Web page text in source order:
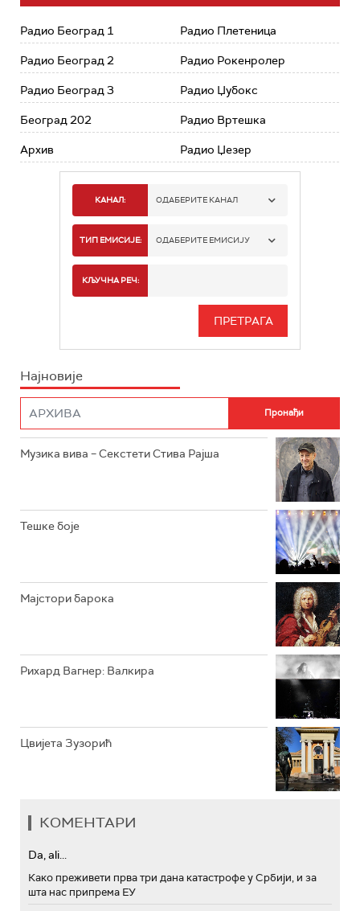
Радио Београд 1
Радио Београд 2
Радио Београд 3
Београд 202
Архив
Радио Плетеница
Радио Рокенролер
Радио Џубокс
Радио Вртешка
Радио Џезер
КАНАЛ: ОДАБЕРИТЕ КАНАЛ
РАДИО БЕОГРАД 1
РАДИО БЕОГРАД 3
РАДИО РОКЕНРОЛЕР
РАДИО ЏЕЗЕР
ТИП ЕМИСИЈЕ: ОДАБЕРИТЕ ЕМИСИЈУ
ИНФО
КЉУЧНА РЕЧ:
Најновије
Музика вива – Секстети Стива Рајша
Тешке боје
Мајстори барока
Рихард Вагнер: Валкира
Цвијета Зузорић
КОМЕНТАРИ
Da, ali...
Како преживети прва три дана катастрофе у Србији, и за
шта нас припрема ЕУ